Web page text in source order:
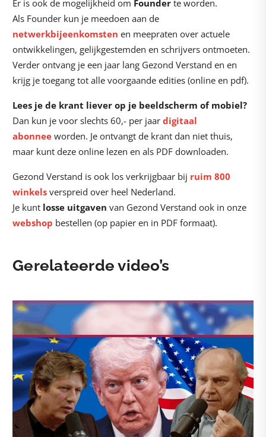
Er is ook de mogelijkheid om Founder te worden.
Als Founder kun je meedoen aan de
netwerkbijeenkomsten en meepraten over actuele
ontwikkelingen, gelijkgestemden en schrijvers ontmoeten.
Verder ontvang je een jaar lang Gezond Verstand en en
krijg je toegang tot alle voorgaande edities (online en pdf).
Lees je de krant liever op je beeldscherm of mobiel?
Dan kun je voor slechts 60,- per jaar digitaal
abonnee worden. Je ontvangt de krant dan niet thuis,
maar kunt deze online lezen en als PDF downloaden.
Gezond Verstand is ook los verkrijgbaar bij ruim 800
winkels verspreid over heel Nederland.
Je kunt losse uitgaven van Gezond Verstand ook in onze
webshop bestellen (op papier en in PDF formaat).
Gerelateerde video’s